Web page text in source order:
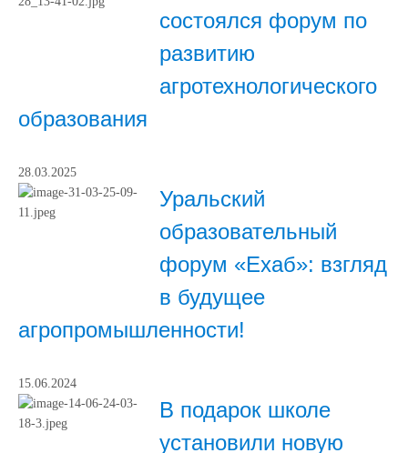
состоялся форум по
развитию
агротехнологического
образования
28.03.2025
Уральский
образовательный
форум «Ехаб»: взгляд
в будущее
агропромышленности!
15.06.2024
В подарок школе
установили новую